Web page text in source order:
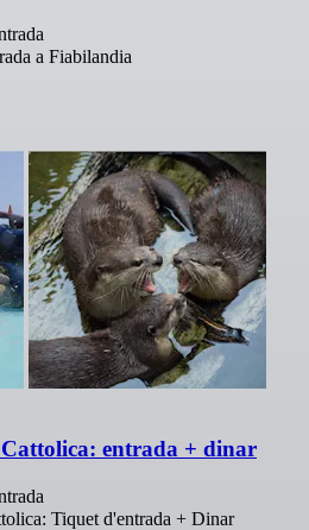
a Fiabilandia
entrada + dinar
Tiquet d'entrada + Dinar